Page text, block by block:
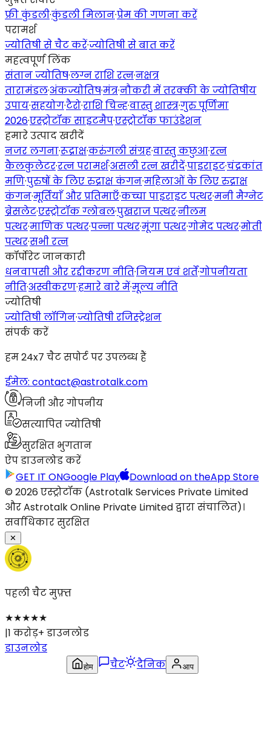
फ्री कुंडली·कुंडली मिलान·प्रेम की गणना करें
परामर्श
ज्योतिषी से चैट करें·ज्योतिषी से बात करें
महत्वपूर्ण लिंक
संतान ज्योतिष·लग्न राशि रत्न·नक्षत्र
तारामंडल·अंकज्योतिष·मंत्र·नौकरी में तरक्की के ज्योतिषीय
उपाय·सहयोग·टैरो·राशि चिन्ह·वास्तु शास्त्र·गुरु पूर्णिमा
2026·एस्ट्रोटॉक साइटमैप·एस्ट्रोटॉक फाउंडेशन
हमारे उत्पाद खरीदें
नजर लगना·रूद्राक्ष·करुंगली संग्रह·वास्तु कछुआ·रत्न
कैलकुलेटर·रत्न परामर्श·असली रत्न खरीदें·पाइराइट·चंद्रकांत
मणि·पुरुषों के लिए रुद्राक्ष कंगन·महिलाओं के लिए रुद्राक्ष
कंगन·मूर्तियाँ और प्रतिमाएँ·कच्चा पाइराइट पत्थर·मनी मैग्नेट
ब्रेसलेट·एस्ट्रोटॉक ग्लोबल·पुखराज पत्थर·नीलम
पत्थर·माणिक पत्थर·पन्ना पत्थर·मूंगा पत्थर·गोमेद पत्थर·मोती
पत्थर·सभी रत्न
कॉर्पोरेट जानकारी
धनवापसी और रद्दीकरण नीति·नियम एवं शर्तें·गोपनीयता
नीति·अस्वीकरण·हमारे बारे में·मूल्य नीति
ज्योतिषी
ज्योतिषी लॉगिन·ज्योतिषी रजिस्ट्रेशन
संपर्क करें
हम 24x7 चैट सपोर्ट पर उपलब्ध हैं
ईमेल: contact@astrotalk.com
निजी और गोपनीय
सत्यापित ज्योतिषी
सुरक्षित भुगतान
ऐप डाउनलोड करें
GET IT ONGoogle Play Download on theApp Store
© 2026 एस्ट्रोटॉक (Astrotalk Services Private Limited
और Astrotalk Online Private Limited द्वारा संचालित)।
सर्वाधिकार सुरक्षित
✕
पहली चैट मुफ़्त
★★★★★
|1 करोड़+ डाउनलोड
डाउनलोड
होम चैट दैनिक आप